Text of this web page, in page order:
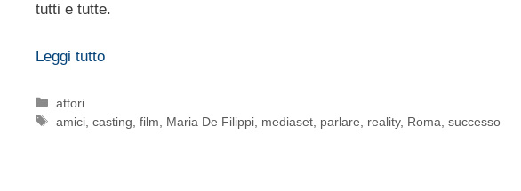
tutti e tutte.
Leggi tutto
Categorie
attori
Tag
amici ,casting ,film Maria De Filippi mediaset parlare reality, Roma ,successo